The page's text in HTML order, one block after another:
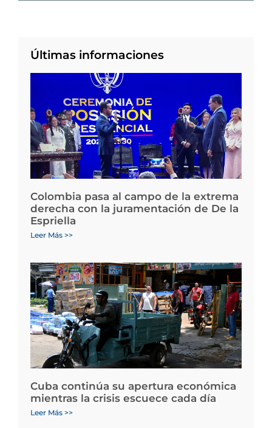
Últimas informaciones
Colombia pasa al campo de la extrema
derecha con la juramentación de De la
Espriella
Leer Más >>
Cuba continúa su apertura económica
mientras la crisis escuece cada día
Leer Más >>